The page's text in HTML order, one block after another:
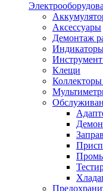
Аксессуары
Демонтаж
Клещи